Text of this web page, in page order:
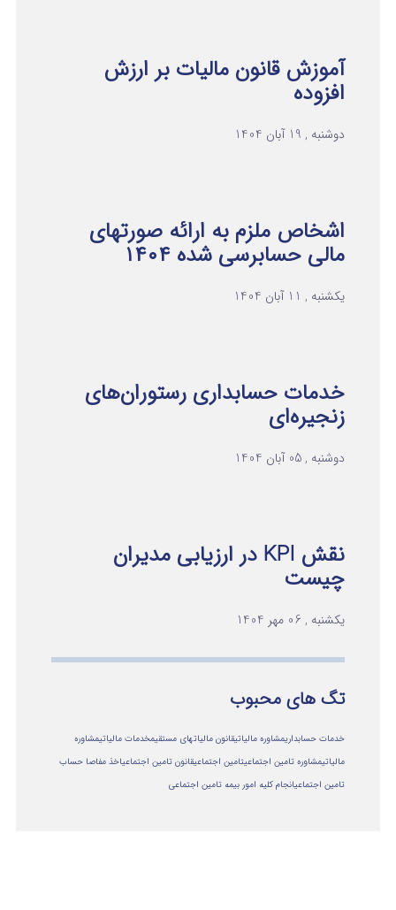
آموزش قانون مالیات بر ارزش
افزوده
دوشنبه , 19 آبان 1404
اشخاص ملزم به ارائه صورتهای
مالی حسابرسی شده ۱۴۰۴
یکشنبه , 11 آبان 1404
خدمات حسابداری رستوران‌های
زنجیره‌ای
دوشنبه , 05 آبان 1404
نقش KPI در ارزیابی مدیران
چیست
یکشنبه , 06 مهر 1404
تگ های محبوب
خدمات حسابداریمشاوره مالیاتیقانون مالیاتهای مستقیمخدمات مالیاتیمشاوره
مالياتيمشاوره تامین اجتماعیتامین اجتماعیقانون تامین اجتماعیاخذ مفاصا حساب
تامین اجتماعیانجام کلیه امور بیمه تامین اجتماعی